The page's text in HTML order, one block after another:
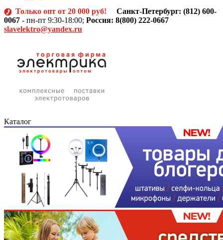
Только опт от 20 000 руб! Санкт-Петербург: (812) 600-
0067 - пн-пт 9:30-18:00; Россия: 8(800) 222-0667
slavelektro@yandex.ru
Каталог